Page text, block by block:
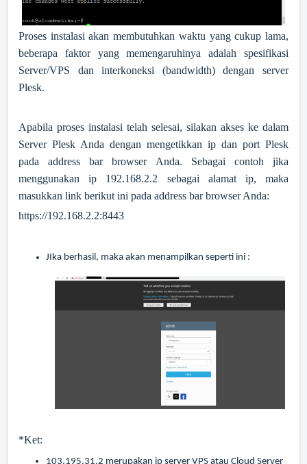
Proses instalasi akan membutuhkan waktu yang cukup lama,
beberapa faktor yang memengaruhinya adalah spesifikasi
Server/VPS dan interkoneksi (bandwidth) dengan server
Plesk.
Apabila proses instalasi telah selesai, silakan akses ke dalam
Server Plesk Anda dengan mengetikkan ip dan port Plesk
pada address bar browser Anda. Sebagai contoh jika
menggunakan ip 192.168.2.2 sebagai alamat ip, maka
masukkan link berikut ini pada address bar browser Anda:
https://192.168.2.2:8443
JIka berhasil, maka akan menampilkan seperti ini :
*Ket:
103.195.31.2 merupakan ip server VPS atau Cloud Server